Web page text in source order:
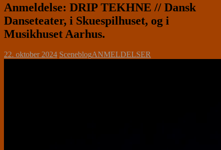
Anmeldelse: DRIP TEKHNE // Dansk
Danseteater, i Skuespilhuset, og i
Musikhuset Aarhus.
22. oktober 2024 SceneblogANMELDELSER